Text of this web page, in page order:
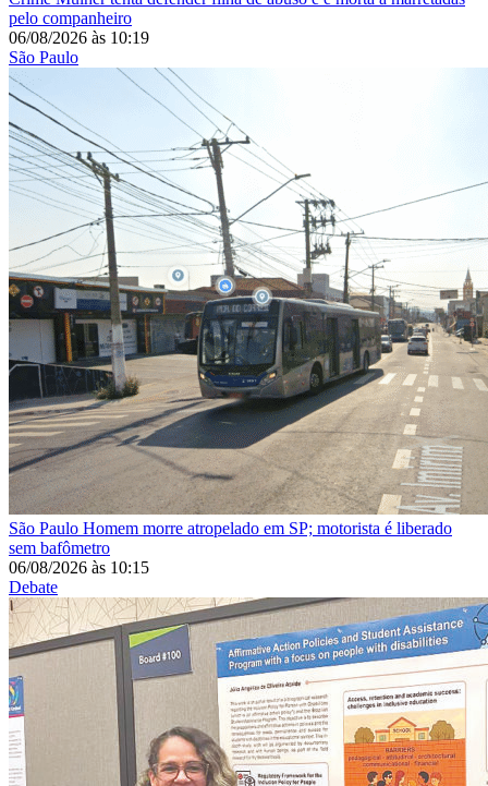
pelo companheiro
06/08/2026 às 10:19
São Paulo
São Paulo Homem morre atropelado em SP; motorista é liberado
sem bafômetro
06/08/2026 às 10:15
Debate